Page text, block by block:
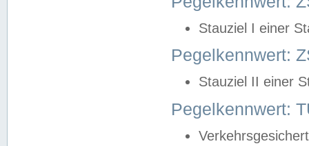
Stauziel I einer
Pegelkennwert:
Stauziel II einer
Pegelkennwert: